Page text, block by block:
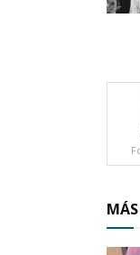
importar
locatarios,
viejo mercado